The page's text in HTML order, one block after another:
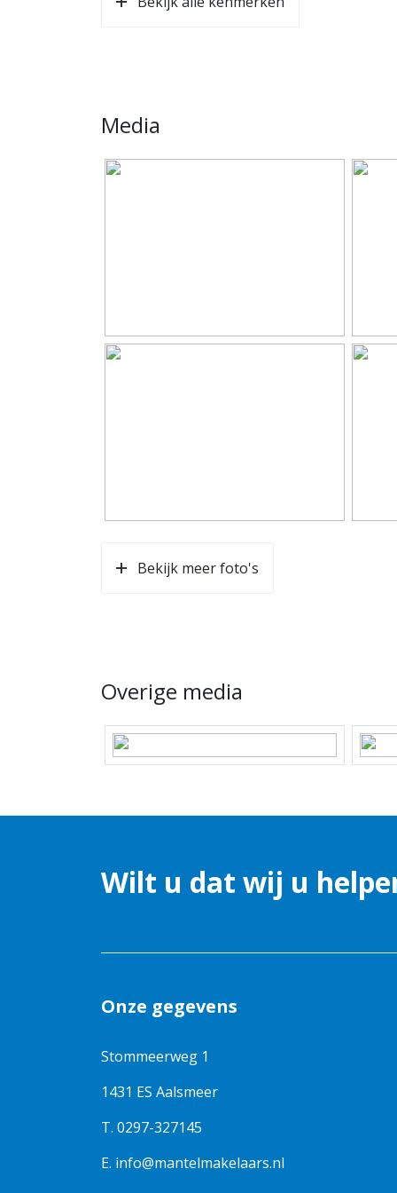
Media
Bekijk meer foto's
Overige media
Wilt u dat wij u
Onze gegevens
Stommeerweg 1
1431 ES Aalsmeer
T. 0297-327145
E. info@mantelmakelaars.nl